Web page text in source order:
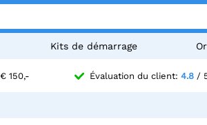
Kits de démarrage
150,- Évaluation du client: 4.8 /